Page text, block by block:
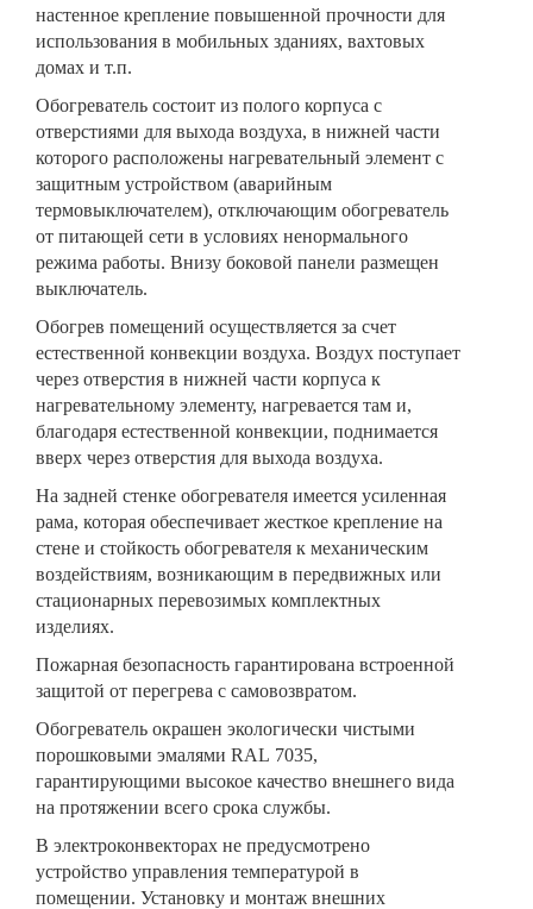
настенное крепление повышенной прочности для
использования в мобильных зданиях, вахтовых
домах и т.п.
Обогреватель состоит из полого корпуса с
отверстиями для выхода воздуха, в нижней части
которого расположены нагревательный элемент с
защитным устройством (аварийным
термовыключателем), отключающим обогреватель
от питающей сети в условиях ненормального
режима работы. Внизу боковой панели размещен
выключатель.
Обогрев помещений осуществляется за счет
естественной конвекции воздуха. Воздух поступает
через отверстия в нижней части корпуса к
нагревательному элементу, нагревается там и,
благодаря естественной конвекции, поднимается
вверх через отверстия для выхода воздуха.
На задней стенке обогревателя имеется усиленная
рама, которая обеспечивает жесткое крепление на
стене и стойкость обогревателя к механическим
воздействиям, возникающим в передвижных или
стационарных перевозимых комплектных
изделиях.
Пожарная безопасность гарантирована встроенной
защитой от перегрева с самовозвратом.
Обогреватель окрашен экологически чистыми
порошковыми эмалями RAL 7035,
гарантирующими высокое качество внешнего вида
на протяжении всего срока службы.
В электроконвекторах не предусмотрено
устройство управления температурой в
помещении. Установку и монтаж внешних